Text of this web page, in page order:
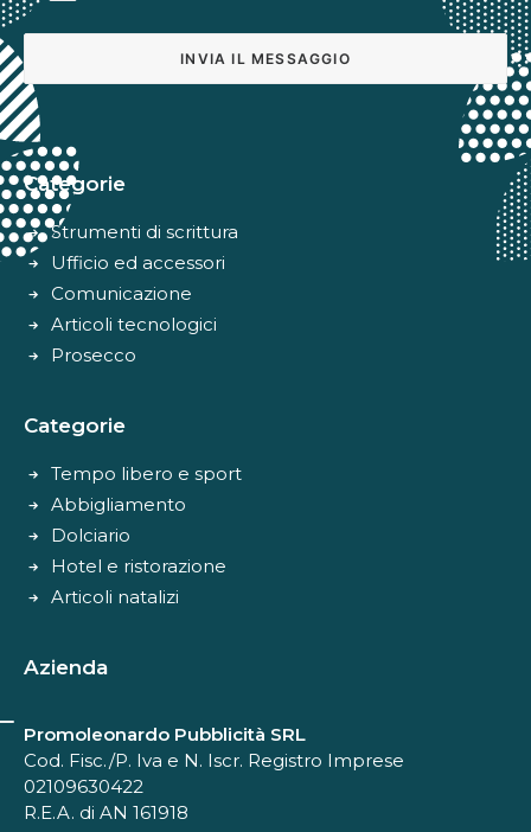
Categorie
Strumenti di scrittura
Ufficio ed accessori
Comunicazione
Articoli tecnologici
Prosecco
Categorie
Tempo libero e sport
Abbigliamento
Dolciario
Hotel e ristorazione
Articoli natalizi
Azienda
Promoleonardo Pubblicità SRL
Cod. Fisc./P. Iva e N. Iscr. Registro Imprese
02109630422
R.E.A. di AN 161918